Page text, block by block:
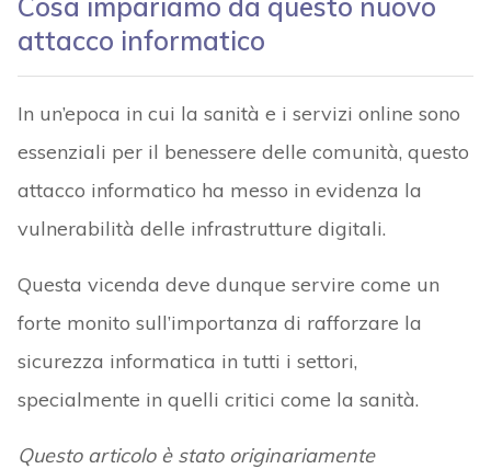
attacco informatico
In un’epoca in cui la sanità e i servizi online sono
essenziali per il benessere delle comunità, questo
attacco informatico ha messo in evidenza la
vulnerabilità delle infrastrutture digitali.
Questa vicenda deve dunque servire come un
forte monito sull’importanza di rafforzare la
sicurezza informatica in tutti i settori,
specialmente in quelli critici come la sanità.
Questo articolo è stato originariamente